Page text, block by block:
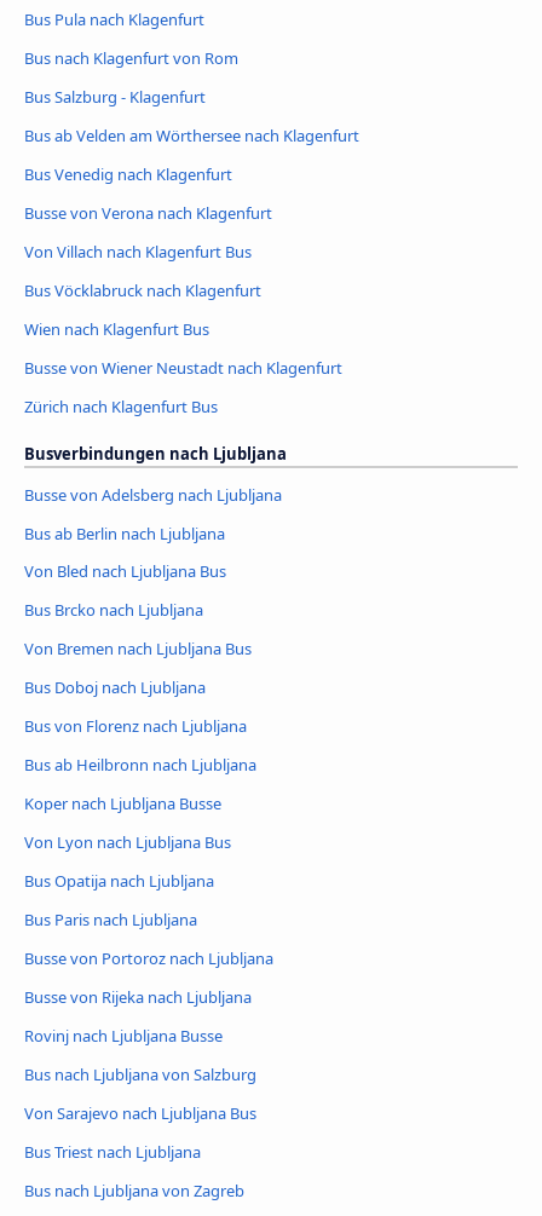
Bus Pula nach Klagenfurt
Bus nach Klagenfurt von Rom
Bus Salzburg - Klagenfurt
Bus ab Velden am Wörthersee nach Klagenfurt
Bus Venedig nach Klagenfurt
Busse von Verona nach Klagenfurt
Von Villach nach Klagenfurt Bus
Bus Vöcklabruck nach Klagenfurt
Wien nach Klagenfurt Bus
Busse von Wiener Neustadt nach Klagenfurt
Zürich nach Klagenfurt Bus
Busverbindungen nach Ljubljana
Busse von Adelsberg nach Ljubljana
Bus ab Berlin nach Ljubljana
Von Bled nach Ljubljana Bus
Bus Brcko nach Ljubljana
Von Bremen nach Ljubljana Bus
Bus Doboj nach Ljubljana
Bus von Florenz nach Ljubljana
Bus ab Heilbronn nach Ljubljana
Koper nach Ljubljana Busse
Von Lyon nach Ljubljana Bus
Bus Opatija nach Ljubljana
Bus Paris nach Ljubljana
Busse von Portoroz nach Ljubljana
Busse von Rijeka nach Ljubljana
Rovinj nach Ljubljana Busse
Bus nach Ljubljana von Salzburg
Von Sarajevo nach Ljubljana Bus
Bus Triest nach Ljubljana
Bus nach Ljubljana von Zagreb